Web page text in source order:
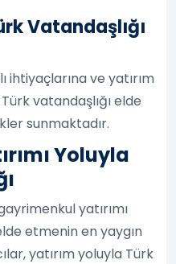
Vatandaşlığı
ihtiyaçlarına ve yatırım
vatandaşlığı elde
sunmaktadır.
Yoluyla
yatırımı
etmenin en yaygın
yatırım yoluyla Türk